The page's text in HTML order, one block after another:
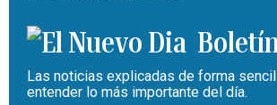
Las noticias explicadas de forma
entender lo más importante del día.